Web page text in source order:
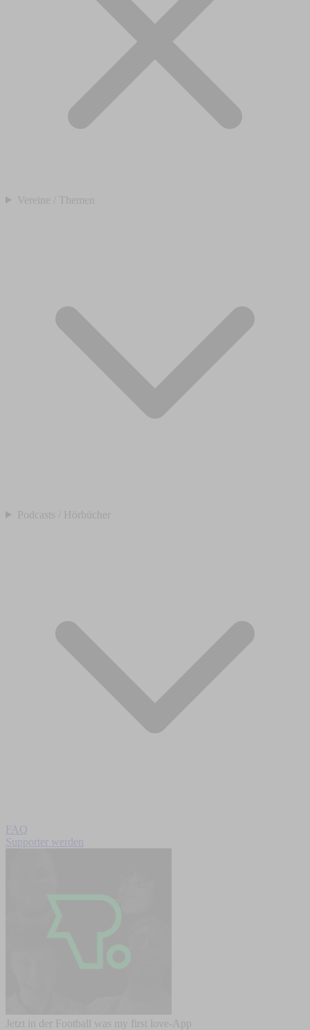
Vereine / Themen
Podcasts / Hörbücher
FAQ
Supporter werden
Jetzt in der Football was my first love-App